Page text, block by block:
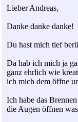
Lieber Andreas,
Danke danke danke!
Du hast mich tief
Da hab ich mich ja
ganz ehrlich wie
ich mich dem öffne
Ich habe das
die Augen öffnen